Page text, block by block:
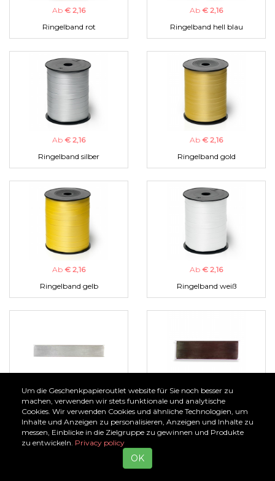
Ab € 2,16
Ringelband rot
Ab € 2,16
Ringelband hell blau
Ab € 2,16
Ringelband silber
Ab € 2,16
Ringelband gold
Ab € 2,16
Ringelband gelb
Ab € 2,16
Ringelband weiß
Ab€ 1,00
Organzaband silber
Ab€ 1,00
Organzaband braun
Um die Geschenkpapieroutlet website für Sie noch besser zu
machen, verwenden wir stets funktionale und analytische
Cookies. Wir verwenden Cookies und ähnliche Technologien, um
Inhalte und Anzeigen zu personalisieren, Anzeigen und Inhalte zu
messen, Einblicke in die Zielgruppe zu gewinnen und Produkte
zu entwickeln. Privacy policy
OK